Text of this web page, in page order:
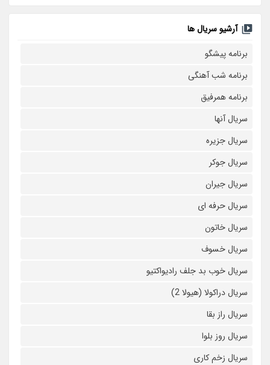
آرشیو سریال ها
برنامه پیشگو
برنامه شب آهنگی
برنامه همرفیق
سریال آنها
سریال جزیره
سریال جوکر
سریال جیران
سریال حرفه ای
سریال خاتون
سریال خسوف
سریال خوب بد جلف رادیواکتیو
سریال دراکولا (هیولا 2)
سریال راز بقا
سریال روز بلوا
سریال زخم کاری